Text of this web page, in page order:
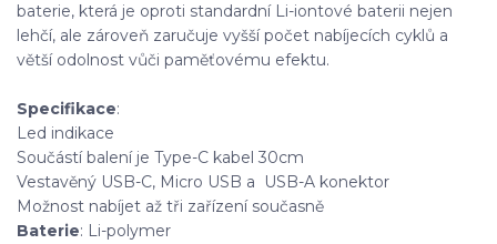
baterie, která je oproti standardní Li-iontové baterii nejen
lehčí, ale zároveň zaručuje vyšší počet nabíjecích cyklů a
větší odolnost vůči paměťovému efektu.
Specifikace:
Led indikace
Součástí balení je Type-C kabel 30cm
Vestavěný USB-C, Micro USB a USB-A konektor
Možnost nabíjet až tři zařízení současně
Baterie: Li-polymer